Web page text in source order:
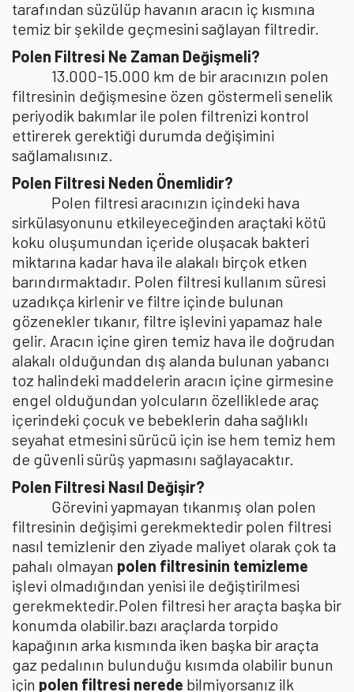
tarafından süzülüp havanın aracın iç kısmına
temiz bir şekilde geçmesini sağlayan filtredir.
Polen Filtresi Ne Zaman Değişmeli?
13.000-15.000 km de bir aracınızın polen
filtresinin değişmesine özen göstermeli senelik
periyodik bakımlar ile polen filtrenizi kontrol
ettirerek gerektiği durumda değişimini
sağlamalısınız.
Polen Filtresi Neden Önemlidir?
Polen filtresi aracınızın içindeki hava
sirkülasyonunu etkileyeceğinden araçtaki kötü
koku oluşumundan içeride oluşacak bakteri
miktarına kadar hava ile alakalı birçok etken
barındırmaktadır. Polen filtresi kullanım süresi
uzadıkça kirlenir ve filtre içinde bulunan
gözenekler tıkanır, filtre işlevini yapamaz hale
gelir. Aracın içine giren temiz hava ile doğrudan
alakalı olduğundan dış alanda bulunan yabancı
toz halindeki maddelerin aracın içine girmesine
engel olduğundan yolcuların özelliklede araç
içerindeki çocuk ve bebeklerin daha sağlıklı
seyahat etmesini sürücü için ise hem temiz hem
de güvenli sürüş yapmasını sağlayacaktır.
Polen Filtresi Nasıl Değişir?
Görevini yapmayan tıkanmış olan polen
filtresinin değişimi gerekmektedir polen filtresi
nasıl temizlenir den ziyade maliyet olarak çok ta
pahalı olmayan polen filtresinin temizleme
işlevi olmadığından yenisi ile değiştirilmesi
gerekmektedir.Polen filtresi her araçta başka bir
konumda olabilir.bazı araçlarda torpido
kapağının arka kısmında iken başka bir araçta
gaz pedalının bulunduğu kısımda olabilir bunun
için polen filtresi nerede bilmiyorsanız ilk